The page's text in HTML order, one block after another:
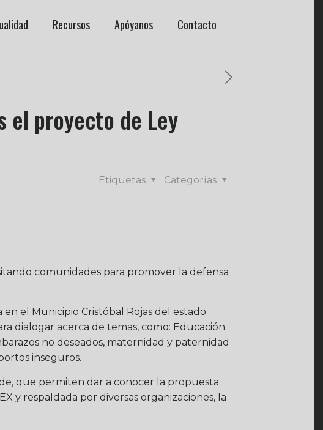
Recursos Apóyanos Contacto
el proyecto de Ley
Categorías
Etiquetas
comunidades para promover la defensa
el Municipio Cristóbal Rojas del estado
dialogar acerca de temas, como: Educación
no deseados, maternidad y paternidad
inseguros.
que permiten dar a conocer la propuesta
y respaldada por diversas organizaciones, la